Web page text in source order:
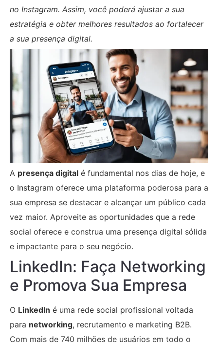
no Instagram. Assim, você poderá ajustar a sua
estratégia e obter melhores resultados ao fortalecer
a sua presença digital.
A presença digital é fundamental nos dias de hoje, e
o Instagram oferece uma plataforma poderosa para a
sua empresa se destacar e alcançar um público cada
vez maior. Aproveite as oportunidades que a rede
social oferece e construa uma presença digital sólida
e impactante para o seu negócio.
LinkedIn: Faça Networking
e Promova Sua Empresa
O LinkedIn é uma rede social profissional voltada
para networking, recrutamento e marketing B2B.
Com mais de 740 milhões de usuários em todo o